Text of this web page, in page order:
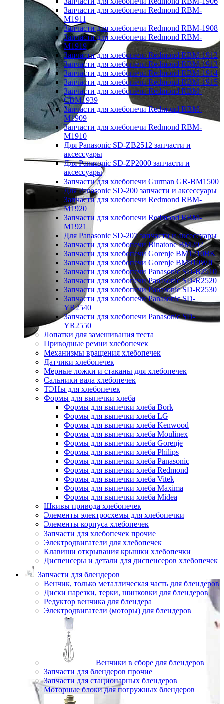
Запчасти для хлебопечи Redmond RBM-
M1911
Запчасти для хлебопечи Redmond RBM-1908
Запчасти для хлебопечи Redmond RBM-
M1919
Запчасти для хлебопечи Redmond RBM-1912
Запчасти для хлебопечи Redmond RBM-1913
Запчасти для хлебопечи Redmond RBM-1914
Запчасти для хлебопечи Redmond RBM-1915
Запчасти для хлебопечи Redmond RBM-
CBM1939
Запчасти для хлебопечи Redmond RBM-
M1909
Запчасти для хлебопечи Redmond RBM-
M1910
Для Panasonic SD-ZB2512 запчасти и
аксессуары
Для Panasonic SD-ZP2000 запчасти и
аксессуары
Запчасти для хлебопечи Gurman GR-BM1500
Для Panasonic SD-200 запчасти и аксессуары
Запчасти для хлебопечи Redmond RBM-
M1920
Запчасти для хлебопечи Redmond RBM-
M1921
Для Panasonic SD-207 запчасти и аксессуары
Запчасти для хлебопечи Binatone BM202
Запчасти для хлебопечи Gorenje BM1210BK
Запчасти для хлебопечи Gorenje BM910WII
Запчасти для хлебопечи Panasonic SD-B2510
Запчасти для хлебопечи Panasonic SD-R2520
Запчасти для хлебопечи Panasonic SD-R2530
Запчасти для хлебопечи Panasonic SD-
YR2540
Запчасти для хлебопечи Panasonic SD-
YR2550
Лопатки для замешивания теста
Приводные ремни хлебопечек
Механизмы вращения хлебопечек
Датчики хлебопечек
Мерные ложки и стаканы для хлебопечек
Сальники вала хлебопечек
ТЭНы для хлебопечек
Формы для выпечки хлеба
Формы для выпечки хлеба Bork
Формы для выпечки хлеба LG
Формы для выпечки хлеба Kenwood
Формы для выпечки хлеба Moulinex
Формы для выпечки хлеба Gorenje
Формы для выпечки хлеба Philips
Формы для выпечки хлеба Panasonic
Формы для выпечки хлеба Redmond
Формы для выпечки хлеба Vitek
Формы для выпечки хлеба Maxima
Формы для выпечки хлеба Midea
Шкивы привода хлебопечек
Элементы электросхемы для хлебопечки
Элементы корпуса хлебопечек
Запчасти для хлебопечек прочие
Электродвигатели для хлебопечек
Клавиши открывания крышки хлебопечки
Диспенсеры и детали для диспенсеров хлебопечек
Запчасти для блендеров
Венчик, только металлическая часть для блендеров
Диски нарезки, терки, шинковки для блендеров
Редуктор венчика для блендера
Электродвигатели (моторы) для блендеров
Венчики в сборе для блендеров
Запчасти для блендеров прочие
Запчасти для стационарных блендеров
Моторные блоки для погружных блендеров